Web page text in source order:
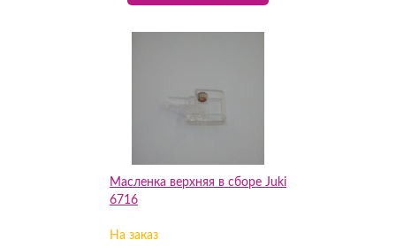
Масленка верхняя в сборе Juki
6716
На заказ